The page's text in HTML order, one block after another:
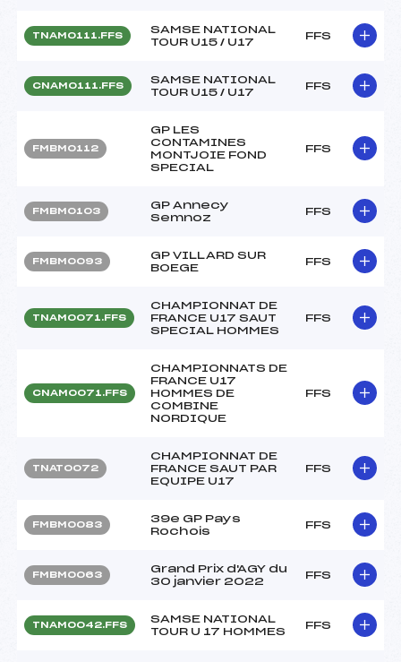
TNAM0111.FFS
SAMSE NATIONAL
TOUR U15 / U17
FFS
CNAM0111.FFS
SAMSE NATIONAL
TOUR U15 / U17
FFS
FMBM0112
GP LES
CONTAMINES
MONTJOIE FOND
SPECIAL
FFS
FMBM0103
GP Annecy
Semnoz
FFS
FMBM0093
GP VILLARD SUR
BOEGE
FFS
TNAM0071.FFS
CHAMPIONNAT DE
FRANCE U17 SAUT
SPECIAL HOMMES
FFS
CNAM0071.FFS
CHAMPIONNATS DE
FRANCE U17
HOMMES DE
COMBINE
NORDIQUE
FFS
TNAT0072
CHAMPIONNAT DE
FRANCE SAUT PAR
EQUIPE U17
FFS
FMBM0083
39e GP Pays
Rochois
FFS
FMBM0063
Grand Prix d'AGY du
30 janvier 2022
FFS
TNAM0042.FFS
SAMSE NATIONAL
TOUR U 17 HOMMES
FFS